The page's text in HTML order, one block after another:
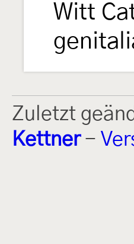
Witt
Zuletzt
Kettner-